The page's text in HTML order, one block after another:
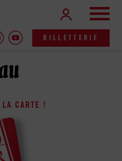
BILLETTERIE
LA CARTE !